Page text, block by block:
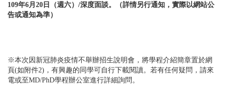
109年6月20日（週六）/深度面談。（詳情另行通知，實際以網站公
告或通知為準）
※本次因新冠肺炎疫情不舉辦招生說明會，將學程介紹簡章置於網
頁(如附件2)，有興趣的同學可自行下載閱讀。若有任何疑問，請來
電或至MD/PhD學程辦公室進行詳細詢問。